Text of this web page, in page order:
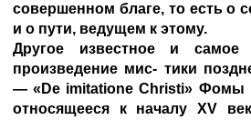
совершенном благе, то есть о
и о пути, ведущем к этому.
Другое известное и самое
произведение мис- тики
— «De imitatione Christi» Фомы
относящееся к началу XV